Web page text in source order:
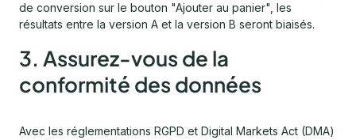
de conversion sur le bouton "Ajouter au panier", les
résultats entre la version A et la version B seront biaisés.
3. Assurez-vous de la
conformité des données
Avec les réglementations RGPD et Digital Markets Act (DMA)